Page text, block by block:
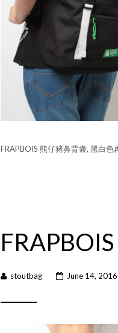
FRAPBOIS 熊仔豬鼻背囊, 黑白
stoutbag June 14, 2016